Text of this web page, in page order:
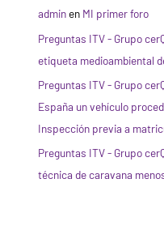
adminen MI primer foro
Preguntas ITV - Grupo
etiqueta medioambiental
Preguntas ITV - Grupo
España un vehículo
Inspección previa a
Preguntas ITV - Grupo
técnica de caravana